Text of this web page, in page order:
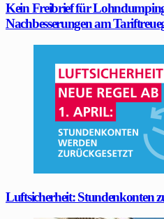
Kein Freibrief für
Nachbesserungen am
Luftsicherheit: Stundenkonten